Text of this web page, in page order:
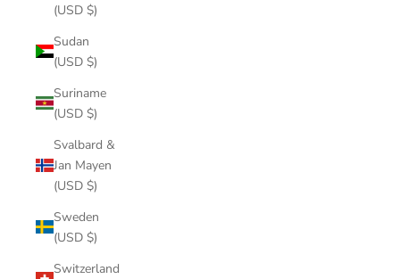
(USD $)
Sudan
(USD $)
Suriname
(USD $)
Svalbard &
Jan Mayen
(USD $)
Sweden
(USD $)
Switzerland